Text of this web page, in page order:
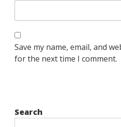
Save my name, email, and
for the next time I comment.
Search